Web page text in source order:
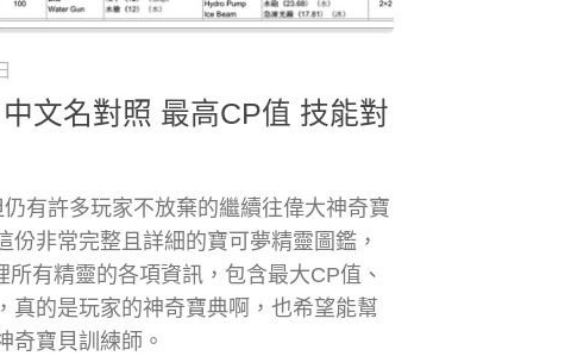
文名對照 最高CP值 技能對
有許多玩家不放棄的繼續往偉大神奇寶
份非常完整且詳細的寶可夢精靈圖鑑，
有精靈的各項資訊，包含最大CP值、
真的是玩家的神奇寶典啊，也希望能幫
奇寶貝訓練師。